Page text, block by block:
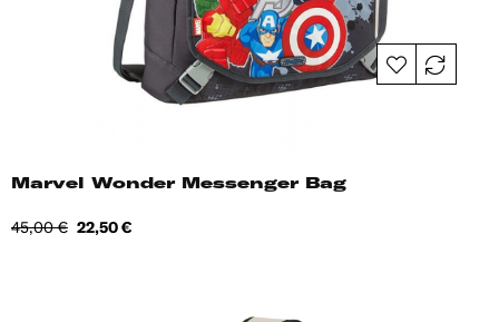
Marvel Wonder Messenger Bag
Tavahind
45,00 € Hind
22,50 €